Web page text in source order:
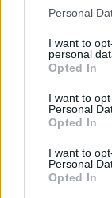
Personal
I want to
personal
Opted In
I want to
Personal
Opted In
I want to
Personal
Opted In
Dosyć